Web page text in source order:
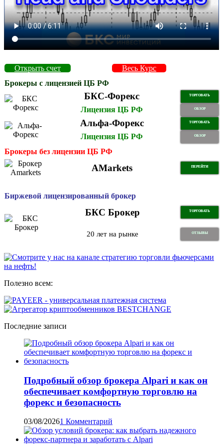
Открыть счет
Весь Курс
Брокеры с лицензией ЦБ РФ
БКС-Форекс ТОРГОВАТЬ
Лицензия ЦБ РФ ОБЗОР
Альфа-Форекс ТОРГОВАТЬ
Лицензия ЦБ РФ ОБЗОР
Брокеры без лицензии ЦБ РФ
AMarkets ПЕРЕЙТИ
Биржевой лицензированный брокер
БКС Брокер ТОРГОВАТЬ
20 лет на рынке ОТЗЫВЫ
Полезно всем:
Последние записи
Подробный обзор брокера Alpari и как он
обеспечивает комфортную торговлю на
форекс и безопасность
03/08/20261 Комментарий